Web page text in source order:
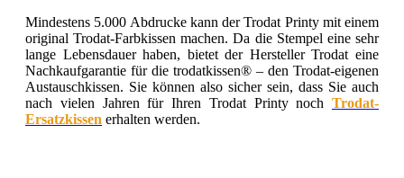
Mindestens 5.000 Abdrucke kann der Trodat Printy mit einem
original Trodat-Farbkissen machen. Da die Stempel eine sehr
lange Lebensdauer haben, bietet der Hersteller Trodat eine
Nachkaufgarantie für die trodatkissen® – den Trodat-eigenen
Austauschkissen. Sie können also sicher sein, dass Sie auch
nach vielen Jahren für Ihren Trodat Printy noch Trodat-
Ersatzkissen erhalten werden.